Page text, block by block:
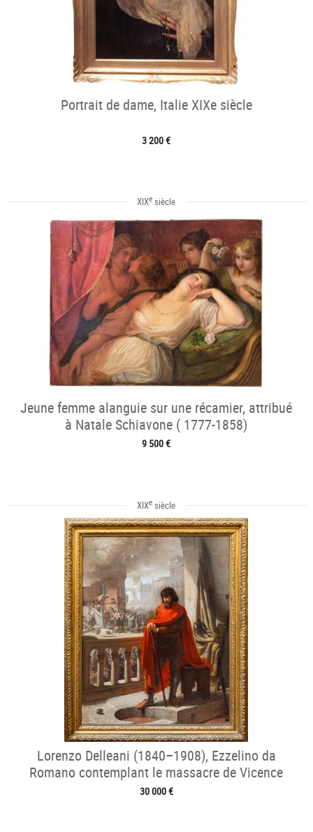
Portrait de dame, Italie XIXe siècle
3 200 €
XIXe siècle
Jeune femme alanguie sur une récamier, attribué
à Natale Schiavone ( 1777-1858)
9 500 €
XIXe siècle
Lorenzo Delleani (1840–1908), Ezzelino da
Romano contemplant le massacre de Vicence
30 000 €